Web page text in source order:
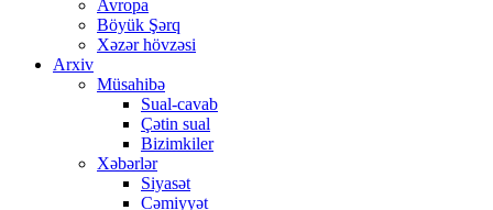
Avropa
Böyük Şərq
Xəzər hövzəsi
Arxiv
Müsahibə
Sual-cavab
Çətin sual
Bizimkiler
Xəbərlər
Siyasət
Cəmiyyət